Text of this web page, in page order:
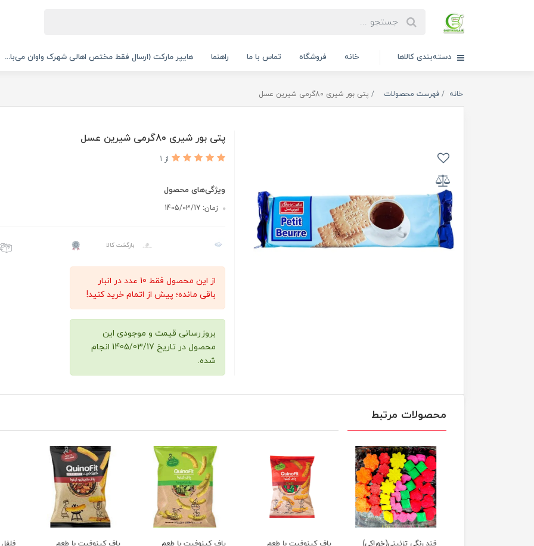
دسته‌بندی کالاها خانه فروشگاه تماس با ما راهنما هایپر مارکت (ارسال فقط مختص اهالی شهرک واوان می‌با...
خانه فهرست محصولات پتی بور شیری 80گرمی شیرین عسل
پتی بور شیری 80گرمی شیرین عسل
از 1
ویژگی‌های محصول
زمان: 1405/03/17
بازگشت کالا
از این محصول فقط 10 عدد در انبار
باقی مانده؛ پیش از اتمام خرید کنید!
بروزرسانی قیمت و موجودی این
محصول در تاریخ 1405/03/17 انجام
شده.
محصولات مرتبط
قند رنگی تزئینی(خوراکی)
پاف کینوفیت با طعم
پاف کینوفیت با طعم
پاف کینوفیت با طعم